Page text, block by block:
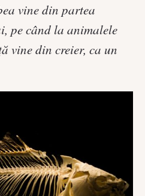
vine din partea
pe când la animalele
vine din creier, ca un